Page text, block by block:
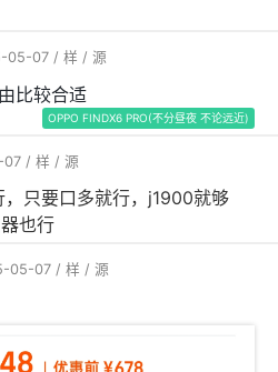
05-07 / 样 / 源
比较合适
OPPO FINDX6 PRO(不分昼夜 不论远近)
07 / 样 / 源
，只要口多就行，j1900就够
也行
05-07 / 样 / 源